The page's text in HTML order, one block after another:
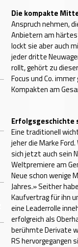
Die kompakte
Anspruch nehmen,
Anbietern am
lockt sie aber auch
jeder dritte
rollt, gehört zu
Focus und Co.
Kompakten am
Erfolgsgeschichte
Eine traditionell
jeher die Marke
sich jetzt auch sein
Weltpremiere am
Neue schon wenige
Jahres.» Seither
Kaufvertrag für ihn
eine Leaderrolle
erfolgreich als
berühmte Derivate
RS hervorgegangen